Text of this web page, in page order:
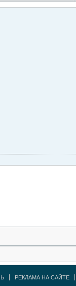
РЕКЛАМА НА САЙТЕ